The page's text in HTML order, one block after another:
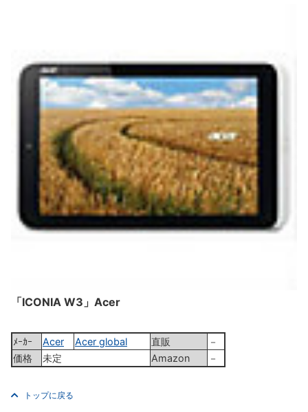
「ICONIA W3」Acer
ﾒｰｶｰ Acer Acer global 直販
－
価格
未定 Amazon －
トップに戻る